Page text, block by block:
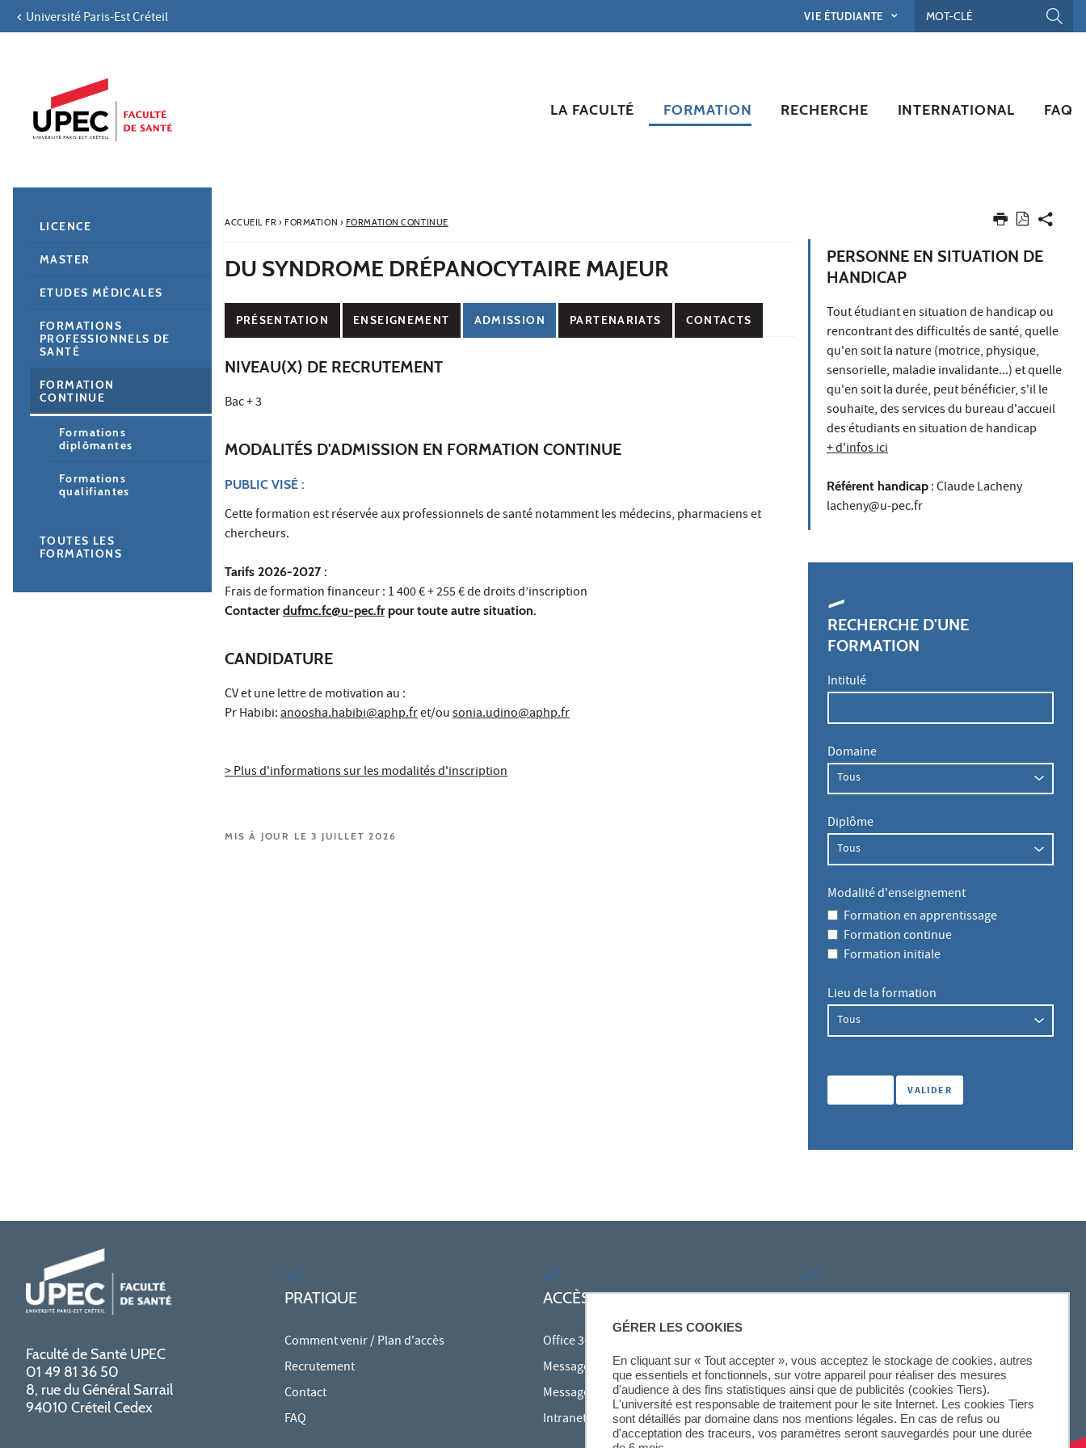
GÉRER LES COOKIES
En cliquant sur « Tout accepter », vous acceptez le stockage de cookies, autres
que essentiels et fonctionnels, sur votre appareil pour réaliser des mesures
d'audience à des fins statistiques ainsi que de publicités (cookies Tiers).
L'université est responsable de traitement pour le site Internet. Les cookies Tiers
sont détaillés par domaine dans nos mentions légales. En cas de refus ou
d'acceptation des traceurs, vos paramètres seront sauvegardés pour une durée
Aller au contenu
Navigation secondaire
Université Paris-Est Créteil VIE ÉTUDIANTE
LA FACULTÉ FORMATION RECHERCHE INTERNATIONAL FAQ
ACCUEIL FR› FORMATION › FORMATION CONTINUE
DU SYNDROME DRÉPANOCYTAIRE MAJEUR
PRÉSENTATION ENSEIGNEMENT ADMISSION PARTENARIATS CONTACTS
NIVEAU(X) DE RECRUTEMENT
Bac + 3
MODALITÉS D'ADMISSION EN FORMATION CONTINUE
PUBLIC VISÉ :
Cette formation est réservée aux professionnels de santé notamment les médecins, pharmaciens et
chercheurs.
Tarifs 2026-2027 :
Frais de formation financeur : 1 400 € + 255 € de droits d’inscription
Contacterdufmc.fc@u-pec.frpour toute autre situation.
CANDIDATURE
CV et une lettre de motivation au :
Pr Habibi:anoosha.habibi@aphp.fret/ousonia.udino@aphp.fr
> Plus d'informations sur les modalités d'inscription
MIS À JOUR LE 3 JUILLET 2026
PERSONNE EN SITUATION DE
HANDICAP
Tout étudiant en situation de handicap ou
rencontrant des difficultés de santé, quelle
qu'en soit la nature (motrice, physique,
sensorielle, maladie invalidante...) et quelle
qu'en soit la durée, peut bénéficier, s'il le
souhaite, des services du bureau d'accueil
des étudiants en situation de handicap
+ d'infos ici
Référent handicap : Claude Lacheny
lacheny@u-pec.fr
RECHERCHE D'UNE
FORMATION
Intitulé
Domaine
Diplôme
Modalité d'enseignement
Formation en apprentissage
Formation continue
Formation initiale
Lieu de la formation
LICENCE
MASTER
ETUDES MÉDICALES
FORMATIONS
PROFESSIONNELS DE
SANTÉ
FORMATION
CONTINUE
Formations
diplômantes
Formations
qualifiantes
TOUTES LES
FORMATIONS
Faculté de Santé UPEC
01 49 81 36 50
8, rue du Général Sarrail
94010 Créteil Cedex
PRATIQUE
Comment venir / Plan d'accès
Recrutement
Contact
FAQ
ACCÈS RAPIDES
Office 365
Messagerie des personnels
Messagerie étudiante
Intranet des personnels
SUIVEZ-NOUS